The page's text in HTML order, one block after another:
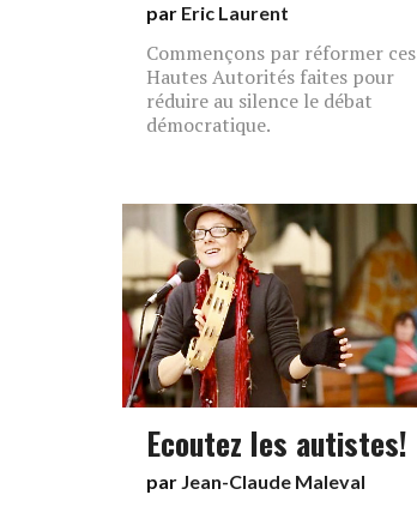
par Eric Laurent
Commençons par réformer ces
Hautes Autorités faites pour
réduire au silence le débat
démocratique.
Ecoutez les autistes!
par Jean-Claude Maleval